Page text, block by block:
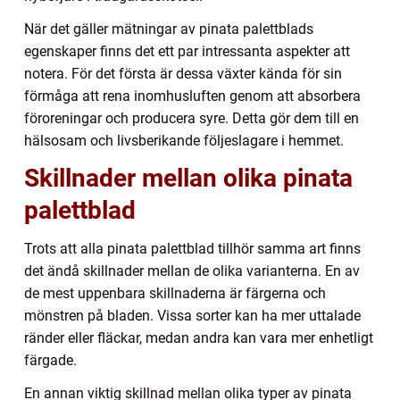
När det gäller mätningar av pinata palettblads
egenskaper finns det ett par intressanta aspekter att
notera. För det första är dessa växter kända för sin
förmåga att rena inomhusluften genom att absorbera
föroreningar och producera syre. Detta gör dem till en
hälsosam och livsberikande följeslagare i hemmet.
Skillnader mellan olika pinata
palettblad
Trots att alla pinata palettblad tillhör samma art finns
det ändå skillnader mellan de olika varianterna. En av
de mest uppenbara skillnaderna är färgerna och
mönstren på bladen. Vissa sorter kan ha mer uttalade
ränder eller fläckar, medan andra kan vara mer enhetligt
färgade.
En annan viktig skillnad mellan olika typer av pinata